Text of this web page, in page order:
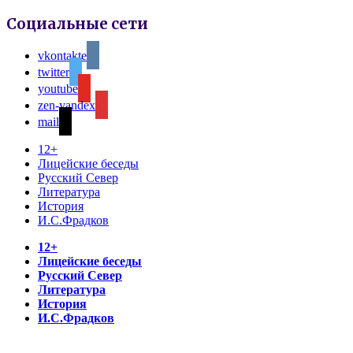
Социальные сети
vkontakte
twitter
youtube
zen-yandex
mail
12+
Лицейские беседы
Русский Север
Литература
История
И.С.Фрадков
12+
Лицейские беседы
Русский Север
Литература
История
И.С.Фрадков